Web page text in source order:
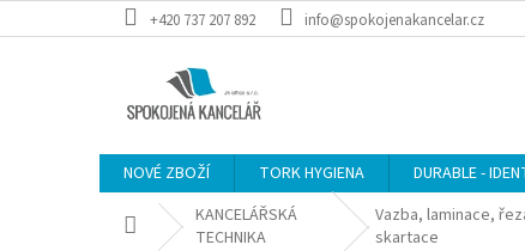
na
+420 737 207 892 info@spokojenakancelar.cz
NOVÉ ZBOŽÍ TORK HYGIENA DURABLE -
Domů KANCELÁŘSKÁ
TECHNIKA
Vazba, laminace,
skartace